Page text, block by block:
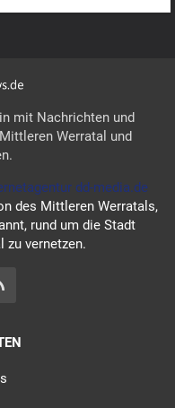
mit Nachrichten und
Werratal und
dd-media.de
des Mittleren Werratals,
rund um die Stadt
zu vernetzen.